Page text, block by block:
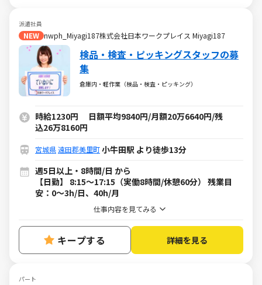
派遣社員
NEW nwph_Miyagi187株式会社日本ワークプレイス Miyagi187
検品・検査・ピッキングスタッフの募
集
倉庫内・軽作業（検品・検査・ピッキング）
時給1230円 日額平均9840円/月額20万6640円/残
込26万8160円
宮城県遠田郡美里町小牛田駅 より徒歩13分
週5日以上・8時間/日 から
【日勤】 8:15～17:15（実働8時間/休憩60分） 残業目
安：0～3h/日、40h/月
仕事内容を見てみる
キープする 詳細を見る
パート